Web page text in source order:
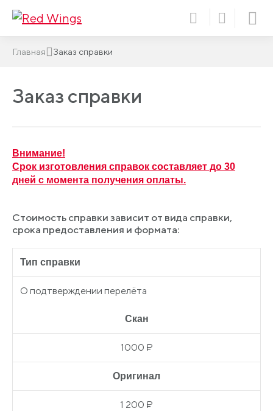
Главная Заказ справки
Заказ справки
Внимание!
Срок изготовления справок составляет до 30
дней с момента получения оплаты.
Стоимость справки зависит от вида справки,
срока предоставления и формата:
Тип справки
О подтверждении перелёта
Скан
1000 ₽
Оригинал
1 200 ₽